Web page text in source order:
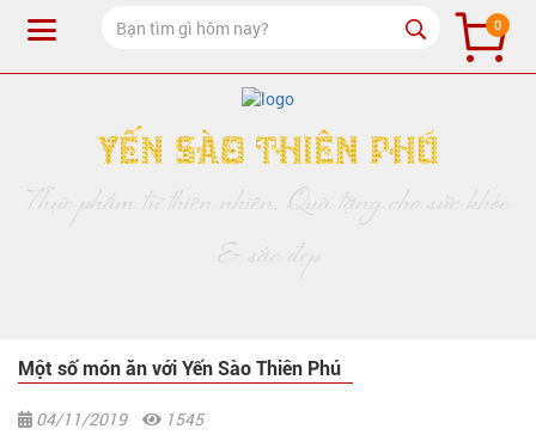
0
Yến Sào Thiên Phú
Thực phẩm từ thiên nhiên, Quà tặng cho sức khỏe
& sắc đẹp
Một số món ăn với Yến Sào Thiên Phú
04/11/2019
1545